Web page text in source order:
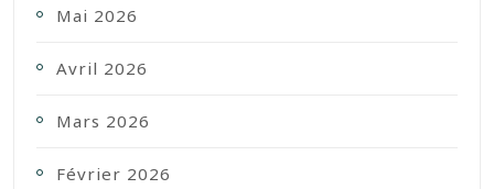
Mai 2026
Avril 2026
Mars 2026
Février 2026